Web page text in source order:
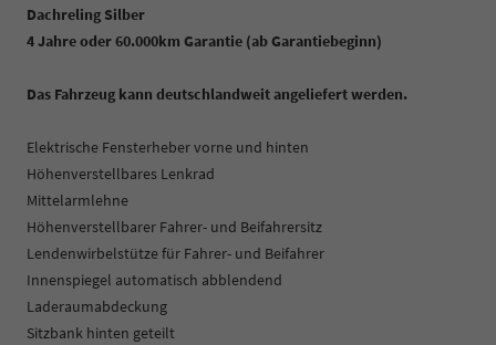
Dachreling Silber
4 Jahre oder 60.000km Garantie (ab Garantiebeginn)
Das Fahrzeug kann deutschlandweit angeliefert werden.
Elektrische Fensterheber vorne und hinten
Höhenverstellbares Lenkrad
Mittelarmlehne
Höhenverstellbarer Fahrer- und Beifahrersitz
Lendenwirbelstütze für Fahrer- und Beifahrer
Innenspiegel automatisch abblendend
Laderaumabdeckung
Sitzbank hinten geteilt